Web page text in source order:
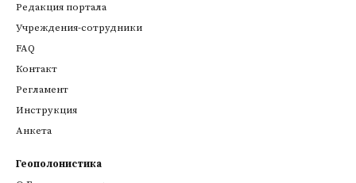
Редакция портала
Учреждения-сотрудники
FAQ
Контакт
Регламент
Инструкция
Анкета
Геополонистика